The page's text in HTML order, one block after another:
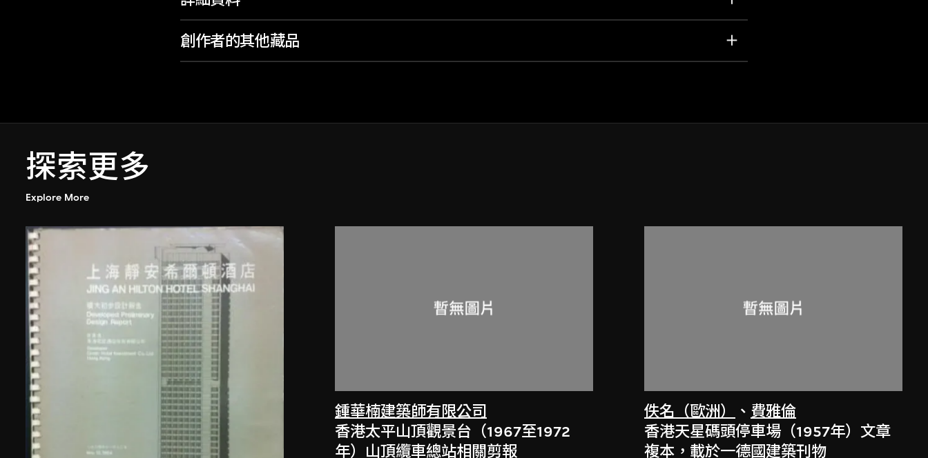
創作者的其他藏品
探索更多
Explore More
鍾華楠建築師有限公司
香港太平山頂觀景台（1967至1972
年）山頂纜車總站相關剪報
佚名（歐洲） 、 費雅倫
香港天星碼頭停車場（1957年）文章
複本，載於一德國建築刊物